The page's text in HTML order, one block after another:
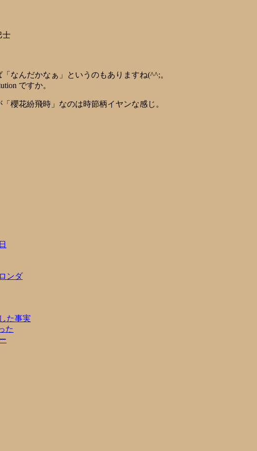
なんだかなぁ」というのもありますね(^^;。
ですか。
「櫻花紛飛時」なのは時節柄イヤンな感じ。
ンダ
た事実
た